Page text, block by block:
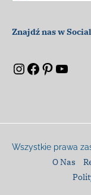
Znajdź nas w
Wszystkie prawa
O Nas